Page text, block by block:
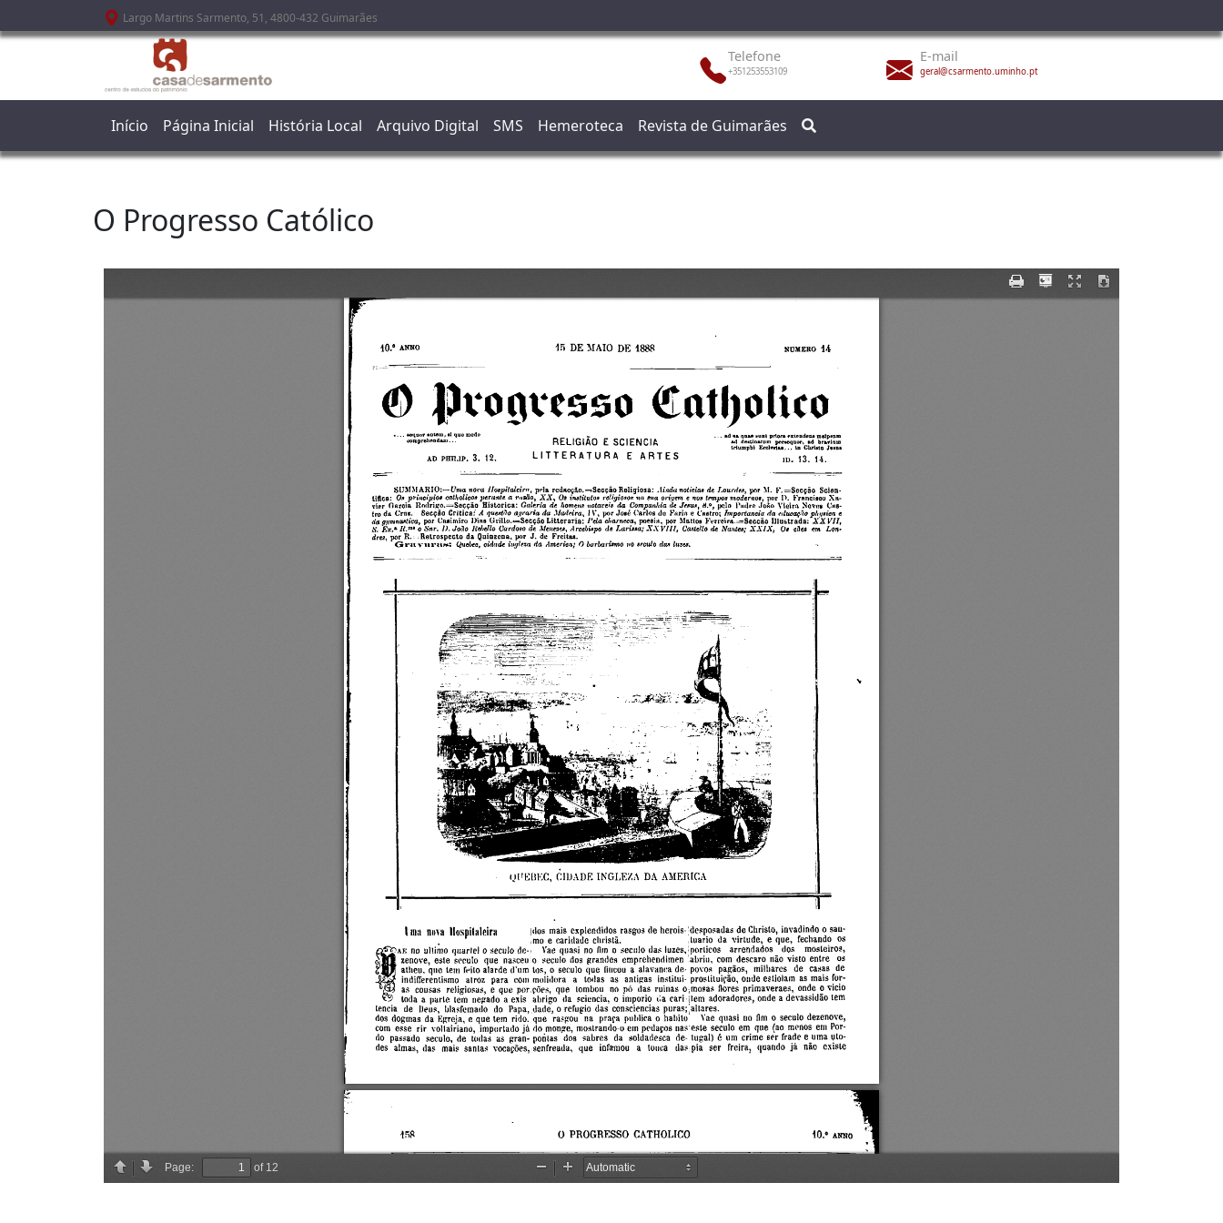
Passar para o conteúdo principalLargo Martins Sarmento, 51, 4800-432 Guimarães
Telefone
+351253553109
E-mail
geral@csarmento.uminho.pt
Início Página Inicial História Local Arquivo Digital SMS Hemeroteca Revista de Guimarães
O Progresso Católico